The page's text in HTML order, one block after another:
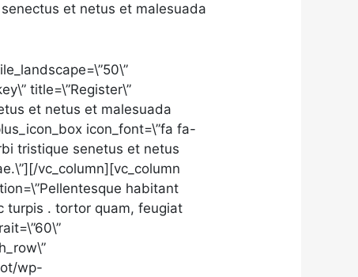
et netus et malesuada
title=\”Register\”
et netus et malesuada
icon_font=\”fa fa-
tristique senetus et netus
vc_column][vc_column
habitant
turpis . tortor quam, feugiat
wp-